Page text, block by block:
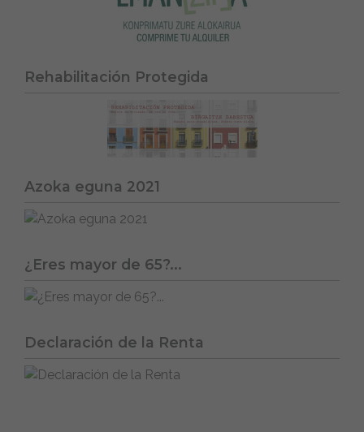
Rehabilitación Protegida
Azoka eguna 2021
¿Eres mayor de 65?...
Declaración de la Renta